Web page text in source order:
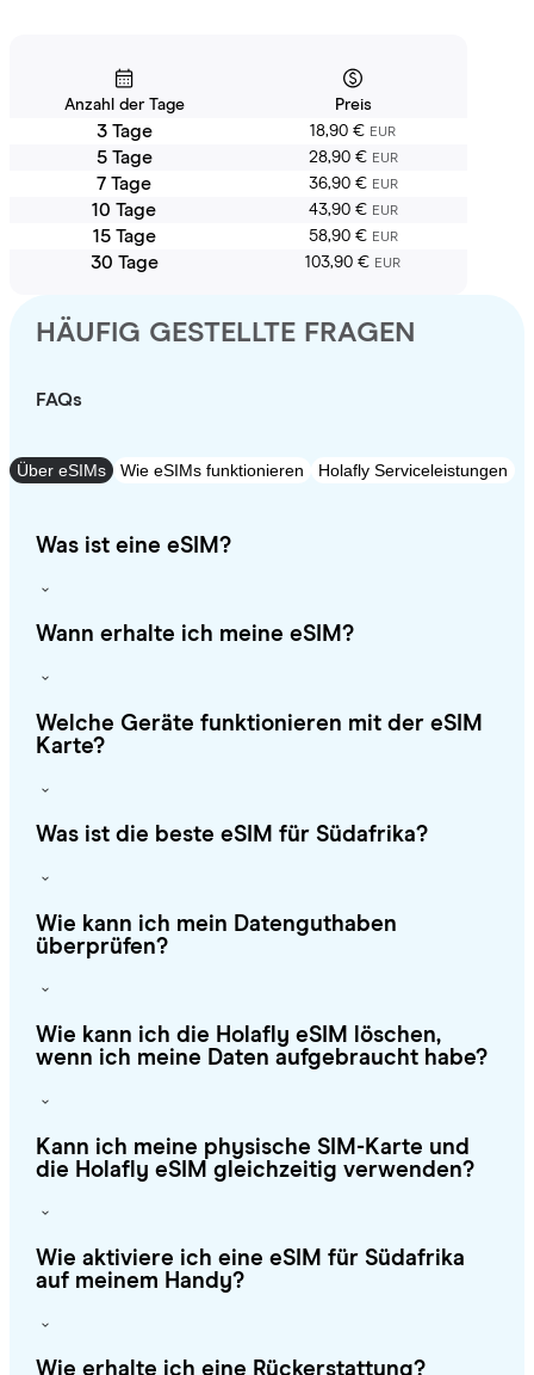
Anzahl der Tage Preis
3 Tage 18,90 € EUR
5 Tage 28,90 € EUR
7 Tage 36,90 € EUR
10 Tage 43,90 € EUR
15 Tage 58,90 € EUR
30 Tage 103,90 € EUR
HÄUFIG GESTELLTE FRAGEN
FAQs
Über eSIMs Wie eSIMs funktionieren Holafly Serviceleistungen
Was ist eine eSIM?
Wann erhalte ich meine eSIM?
Welche Geräte funktionieren mit der eSIM
Karte?
Was ist die beste eSIM für Südafrika?
Wie kann ich mein Datenguthaben
überprüfen?
Wie kann ich die Holafly eSIM löschen,
wenn ich meine Daten aufgebraucht habe?
Kann ich meine physische SIM-Karte und
die Holafly eSIM gleichzeitig verwenden?
Wie aktiviere ich eine eSIM für Südafrika
auf meinem Handy?
Wie erhalte ich eine Rückerstattung?